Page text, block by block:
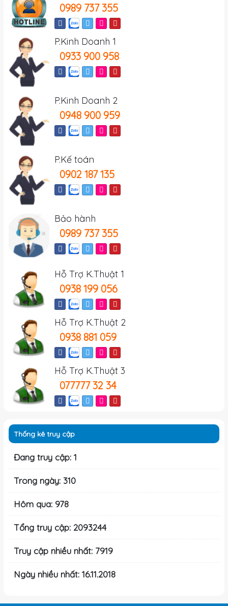
0989 737 355
P.Kinh Doanh 1
0933 900 958
P.Kinh Doanh 2
0948 900 959
P.Kế toán
0902 187 135
Bảo hành
0989 737 355
Hỗ Trợ K.Thuật 1
0938 199 056
Hỗ Trợ K.Thuật 2
0938 881 059
Hỗ Trợ K.Thuật 3
077777 32 34
Thống kê truy cập
Đang truy cập: 1
Trong ngày: 310
Hôm qua: 978
Tổng truy cập: 2093244
Truy cập nhiều nhất: 7919
Ngày nhiều nhất: 16.11.2018